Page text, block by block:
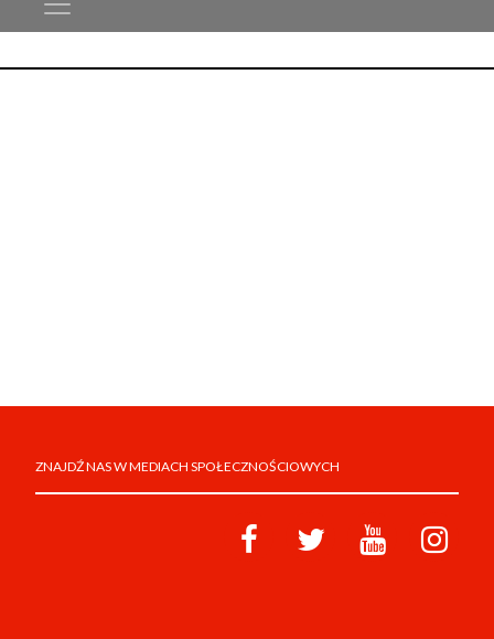
ZNAJDŹ NAS W MEDIACH SPOŁECZNOŚCIOWYCH